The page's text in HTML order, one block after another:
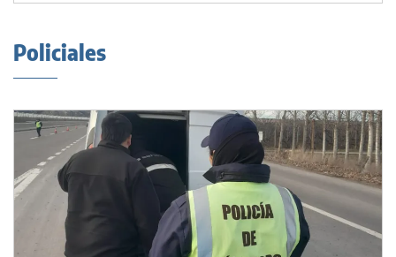
Policiales